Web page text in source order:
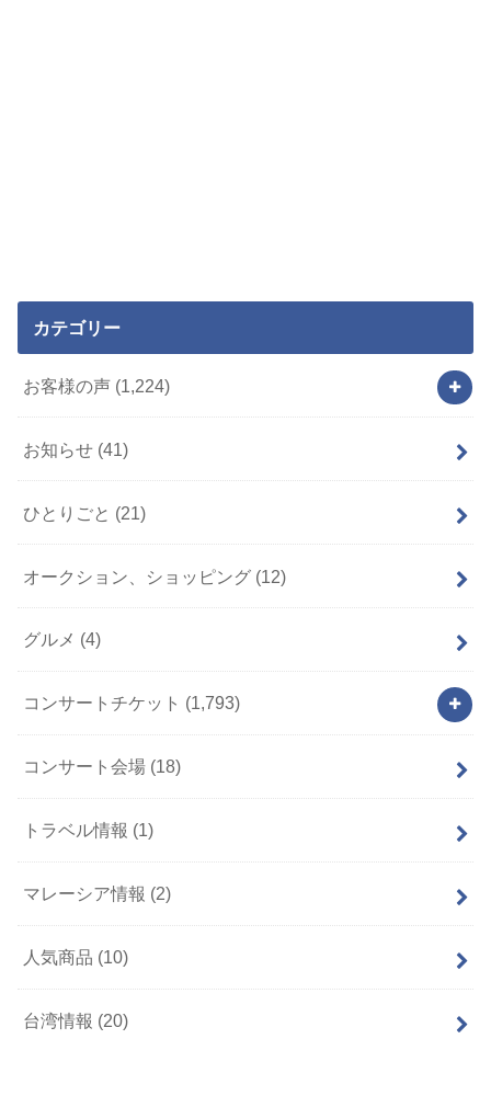
カテゴリー
お客様の声 (1,224)
お知らせ (41)
ひとりごと (21)
オークション、ショッピング (12)
グルメ (4)
コンサートチケット (1,793)
コンサート会場 (18)
トラベル情報 (1)
マレーシア情報 (2)
人気商品 (10)
台湾情報 (20)